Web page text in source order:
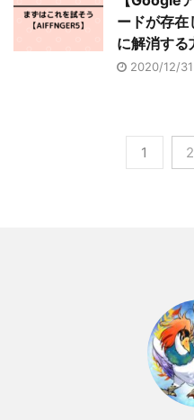
ードが存在
に解消する
2020/12/31
1 2